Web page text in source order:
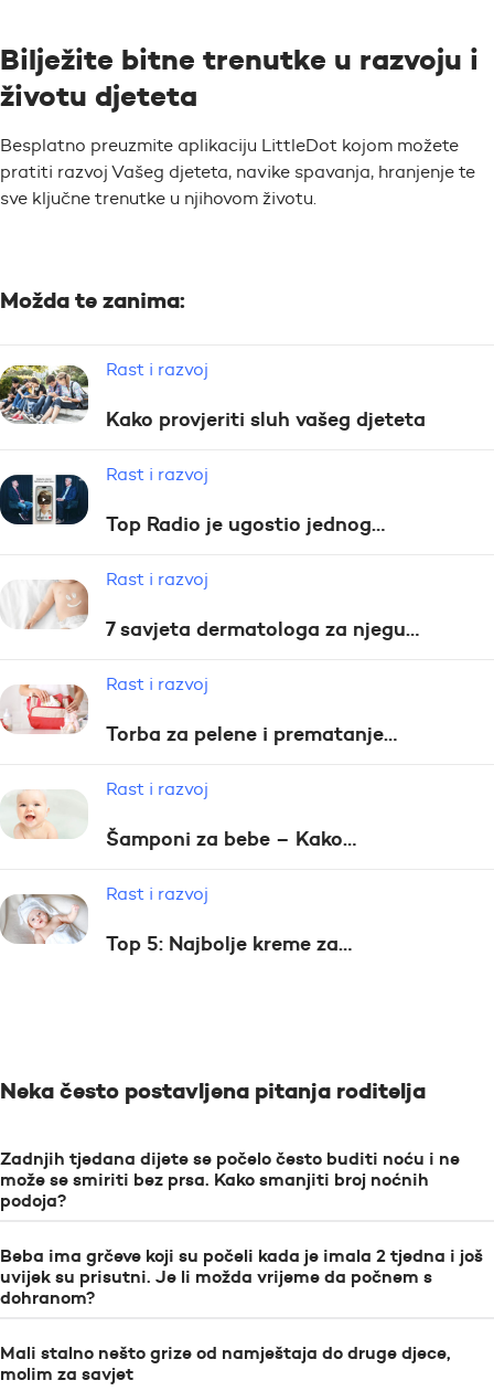
Bilježite bitne trenutke u razvoju i
životu djeteta
Besplatno preuzmite aplikaciju LittleDot kojom možete
pratiti razvoj Vašeg djeteta, navike spavanja, hranjenje te
sve ključne trenutke u njihovom životu.
Možda te zanima:
Rast i razvoj
Kako provjeriti sluh vašeg djeteta
Rast i razvoj
Top Radio je ugostio jednog…
Rast i razvoj
7 savjeta dermatologa za njegu…
Rast i razvoj
Torba za pelene i prematanje…
Rast i razvoj
Šamponi za bebe – Kako…
Rast i razvoj
Top 5: Najbolje kreme za…
Neka često postavljena pitanja roditelja
Zadnjih tjedana dijete se počelo često buditi noću i ne
može se smiriti bez prsa. Kako smanjiti broj noćnih
podoja?
Beba ima grčeve koji su počeli kada je imala 2 tjedna i još
uvijek su prisutni. Je li možda vrijeme da počnem s
dohranom?
Mali stalno nešto grize od namještaja do druge djece,
molim za savjet